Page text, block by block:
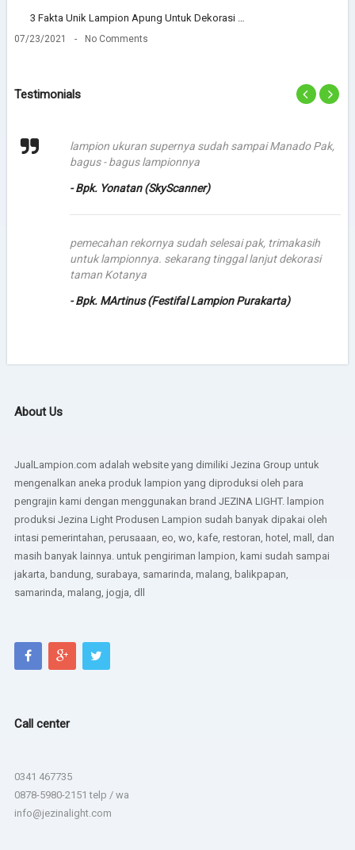
3 Fakta Unik Lampion Apung Untuk Dekorasi …
07/23/2021 No Comments
Testimonials
lampion ukuran supernya sudah sampai Manado Pak,
bagus - bagus lampionnya
- Bpk. Yonatan (SkyScanner)
pemecahan rekornya sudah selesai pak, trimakasih
untuk lampionnya. sekarang tinggal lanjut dekorasi
taman Kotanya
- Bpk. MArtinus (Festifal Lampion Purakarta)
About Us
JualLampion.com adalah website yang dimiliki Jezina Group untuk
mengenalkan aneka produk lampion yang diproduksi oleh para
pengrajin kami dengan menggunakan brand JEZINA LIGHT. lampion
produksi Jezina Light Produsen Lampion sudah banyak dipakai oleh
intasi pemerintahan, perusaaan, eo, wo, kafe, restoran, hotel, mall, dan
masih banyak lainnya. untuk pengiriman lampion, kami sudah sampai
jakarta, bandung, surabaya, samarinda, malang, balikpapan,
samarinda, malang, jogja, dll
Call center
0341 467735
0878-5980-2151 telp / wa
info@jezinalight.com